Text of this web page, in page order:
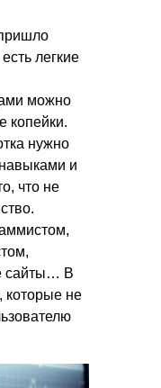
легкие
можно
копейки.
нужно
и
что не
сайты… В
не